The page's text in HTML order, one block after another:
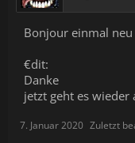
Bonjour einmal
€dit:
Danke
jetzt geht es wieder
7. Januar 2020 Zuletzt